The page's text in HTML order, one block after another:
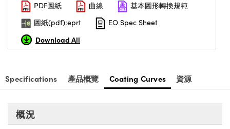
Components | SCHOTT 光學
PDF圖紙
曲線
基本圖形轉換規範
圖紙(pdf):eprt
EO Spec Sheet
Download All
Specifications 產品概覽 Coating Curves 資源
概況